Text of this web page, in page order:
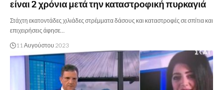
είναι 2 χρόνια μετά την καταστροφική πυρκαγιά
Στάχτη εκατοντάδες χιλιάδες στρέμματα δάσους και καταστροφές σε σπίτια και
επιχειρήσεις άφησε…
11 Αυγούστου 2023